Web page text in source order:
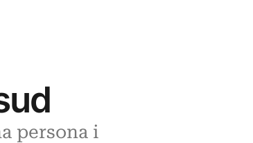
persona i